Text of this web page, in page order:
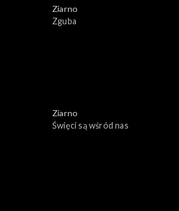
Ziarno
Zguba
Ziarno
Święci są wśród nas